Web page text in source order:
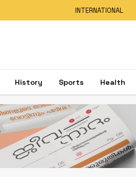
INTERNATIONAL
History Sports Health